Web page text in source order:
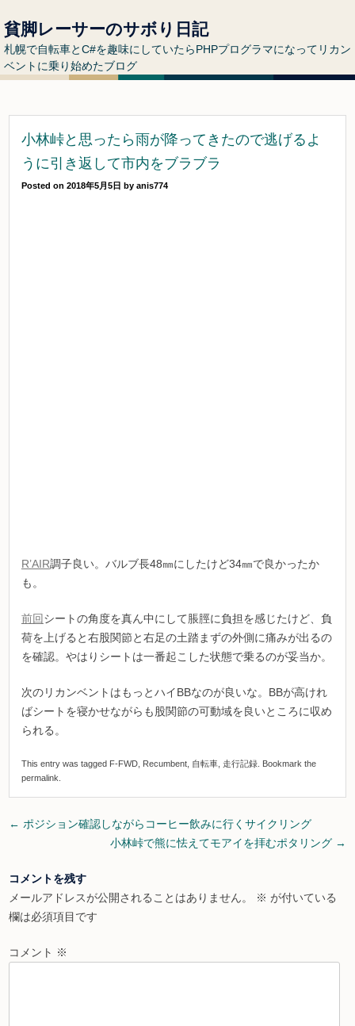
貧脚レーサーのサボり日記
札幌で自転車とC#を趣味にしていたらPHPプログラマになってリカン
ベントに乗り始めたブログ
小林峠と思ったら雨が降ってきたので逃げるよ
うに引き返して市内をブラブラ
Posted on 2018年5月5日 by anis774
R’AIR調子良い。バルブ長48㎜にしたけど34㎜で良かったか
も。
前回シートの角度を真ん中にして脹脛に負担を感じたけど、負
荷を上げると右股関節と右足の土踏まずの外側に痛みが出るの
を確認。やはりシートは一番起こした状態で乗るのが妥当か。
次のリカンベントはもっとハイBBなのが良いな。BBが高けれ
ばシートを寝かせながらも股関節の可動域を良いところに収め
られる。
This entry was tagged F-FWD, Recumbent, 自転車, 走行記録. Bookmark the
permalink
Post
← ポジション確認しながらコーヒー飲みに行くサイクリング
小林峠で熊に怯えてモアイを拝むポタリング →
コメントを残す
メールアドレスが公開されることはありません。
※ が付いている
欄は必須項目です
コメント ※